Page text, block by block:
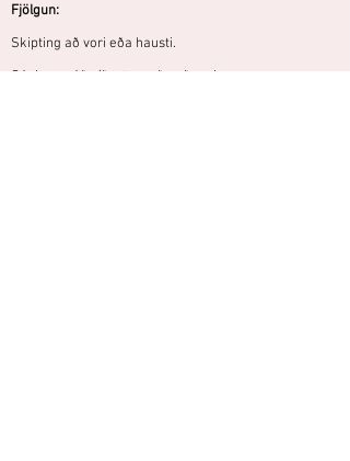
Fjölgun:
Skipting að vori eða hausti.
Sáning - sáð síðvetrar eða að vori.